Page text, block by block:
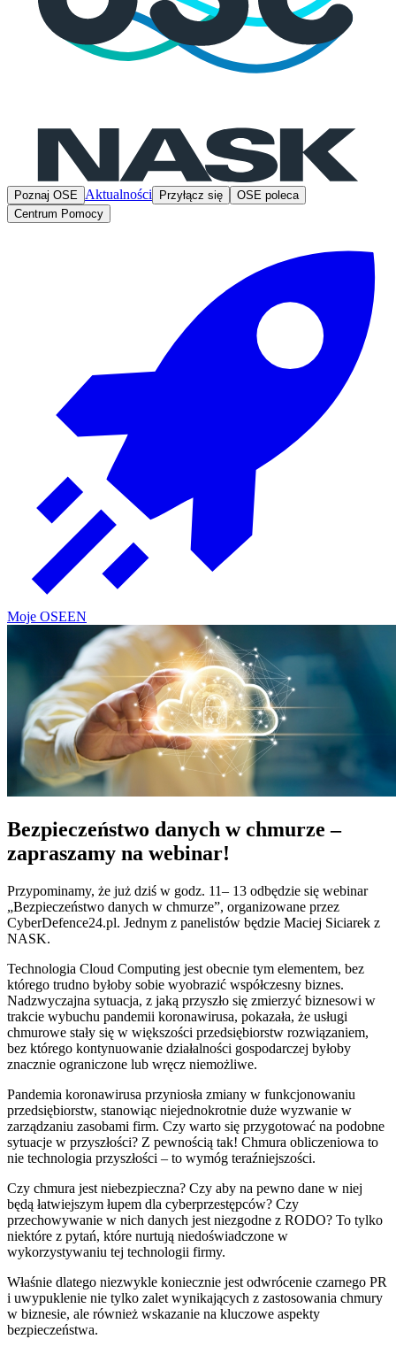
Poznaj OSE Aktualności Przyłącz się
OSE poleca
Centrum Pomocy
Moje OSEEN
Bezpieczeństwo danych w chmurze –
zapraszamy na webinar!
Przypominamy, że już dziś w godz. 11– 13 odbędzie się webinar
„Bezpieczeństwo danych w chmurze”, organizowane przez
CyberDefence24.pl. Jednym z panelistów będzie Maciej Siciarek z
NASK.
Technologia Cloud Computing jest obecnie tym elementem, bez
którego trudno byłoby sobie wyobrazić współczesny biznes.
Nadzwyczajna sytuacja, z jaką przyszło się zmierzyć biznesowi w
trakcie wybuchu pandemii koronawirusa, pokazała, że usługi
chmurowe stały się w większości przedsiębiorstw rozwiązaniem,
bez którego kontynuowanie działalności gospodarczej byłoby
znacznie ograniczone lub wręcz niemożliwe.
Pandemia koronawirusa przyniosła zmiany w funkcjonowaniu
przedsiębiorstw, stanowiąc niejednokrotnie duże wyzwanie w
zarządzaniu zasobami firm. Czy warto się przygotować na podobne
sytuacje w przyszłości? Z pewnością tak! Chmura obliczeniowa to
nie technologia przyszłości – to wymóg teraźniejszości.
Czy chmura jest niebezpieczna? Czy aby na pewno dane w niej
będą łatwiejszym łupem dla cyberprzestępców? Czy
przechowywanie w nich danych jest niezgodne z RODO? To tylko
niektóre z pytań, które nurtują niedoświadczone w
wykorzystywaniu tej technologii firmy.
Właśnie dlatego niezwykle koniecznie jest odwrócenie czarnego PR
i uwypuklenie nie tylko zalet wynikających z zastosowania chmury
w biznesie, ale również wskazanie na kluczowe aspekty
bezpieczeństwa.